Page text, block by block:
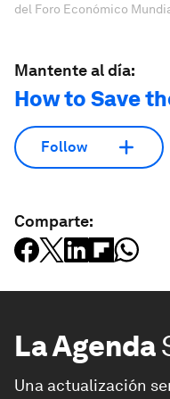
del Foro Económico
Mantente al día:
How to Save
Follow
Comparte:
La Agenda
Una actualización